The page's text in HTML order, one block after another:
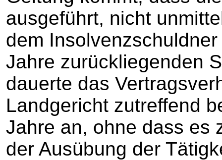
ausgeführt, nicht
dem
Jahre zurückliegenden
dauerte das
Landgericht zutreffend
Jahre an, ohne dass es
der Ausübung der